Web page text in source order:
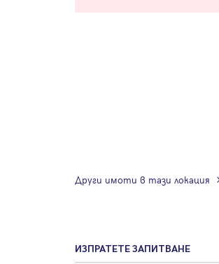
Други имоти в тази локация
ИЗПРАТЕТЕ ЗАПИТВАНЕ